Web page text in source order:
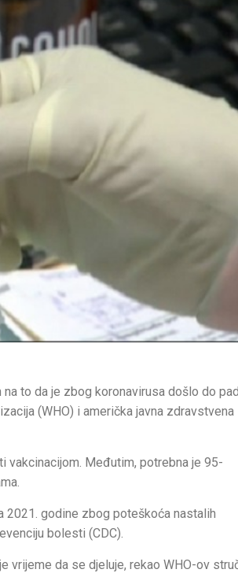
to da je zbog koronavirusa došlo do
(WHO) i američka javna zdravstvena
vakcinacijom. Međutim, potrebna je 95-
godine zbog poteškoća nastalih
bolesti (CDC).
vrijeme da se djeluje, rekao WHO-ov